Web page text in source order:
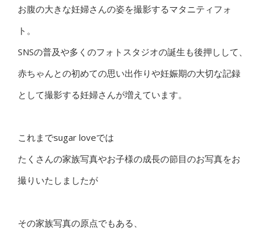
お腹の大きな妊婦さんの姿を撮影するマタニティフォ
ト。
SNSの普及や多くのフォトスタジオの誕生も後押しして、
赤ちゃんとの初めての思い出作りや妊娠期の大切な記録
として撮影する妊婦さんが増えています。
これまでsugar loveでは
たくさんの家族写真やお子様の成長の節目のお写真をお
撮りいたしましたが
その家族写真の原点でもある、